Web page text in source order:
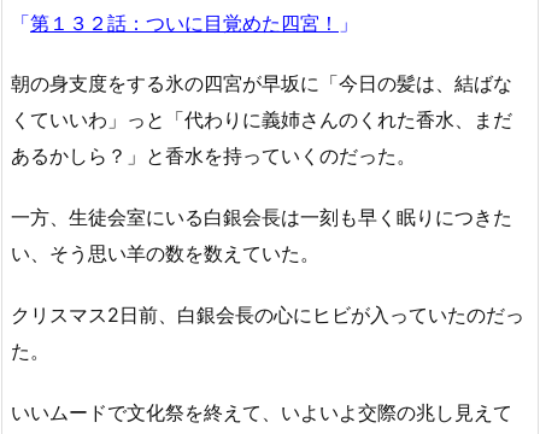
「第１３２話：ついに目覚めた四宮！ 」
朝の身支度をする氷の四宮が早坂に「今日の髪は、結ばな
くていいわ」っと「代わりに義姉さんのくれた香水、まだ
あるかしら？」と香水を持っていくのだった。
一方、生徒会室にいる白銀会長は一刻も早く眠りにつきた
い、そう思い羊の数を数えていた。
クリスマス2日前、白銀会長の心にヒビが入っていたのだっ
た。
いいムードで文化祭を終えて、いよいよ交際の兆し見えて